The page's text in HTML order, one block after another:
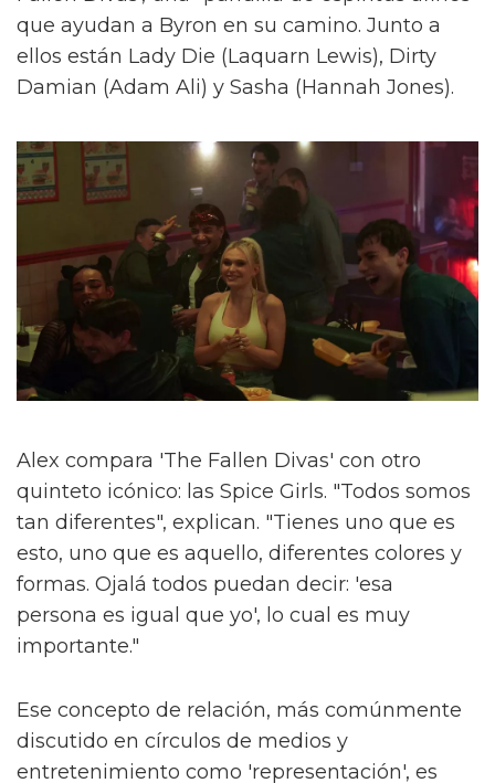
que ayudan a Byron en su camino. Junto a
ellos están Lady Die (Laquarn Lewis), Dirty
Damian (Adam Ali) y Sasha (Hannah Jones).
Alex compara 'The Fallen Divas' con otro
quinteto icónico: las Spice Girls. "Todos somos
tan diferentes", explican. "Tienes uno que es
esto, uno que es aquello, diferentes colores y
formas. Ojalá todos puedan decir: 'esa
persona es igual que yo', lo cual es muy
importante."
Ese concepto de relación, más comúnmente
discutido en círculos de medios y
entretenimiento como 'representación', es